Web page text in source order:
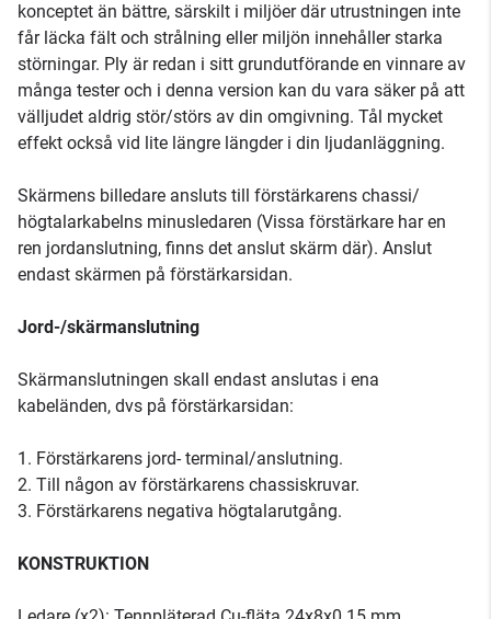
konceptet än bättre, särskilt i miljöer där utrustningen inte
får läcka fält och strålning eller miljön innehåller starka
störningar. Ply är redan i sitt grundutförande en vinnare av
många tester och i denna version kan du vara säker på att
välljudet aldrig stör/störs av din omgivning. Tål mycket
effekt också vid lite längre längder i din ljudanläggning.
Skärmens billedare ansluts till förstärkarens chassi/
högtalarkabelns minusledaren (Vissa förstärkare har en
ren jordanslutning, finns det anslut skärm där). Anslut
endast skärmen på förstärkarsidan.
Jord-/skärmanslutning
Skärmanslutningen skall endast anslutas i ena
kabeländen, dvs på förstärkarsidan:
1. Förstärkarens jord- terminal/anslutning.
2. Till någon av förstärkarens chassiskruvar.
3. Förstärkarens negativa högtalarutgång.
KONSTRUKTION